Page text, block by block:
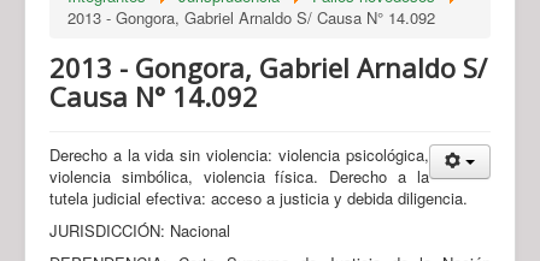
Recursos y Servicios de Atención
Contacto
2013 - Gongora, Gabriel Arnaldo S/ Causa N° 14.092
2013 - Gongora, Gabriel Arnaldo S/
Causa N° 14.092
Derecho a la vida sin violencia: violencia psicológica,
violencia simbólica, violencia física. Derecho a la
tutela judicial efectiva: acceso a justicia y debida diligencia.
JURISDICCIÓN: Nacional